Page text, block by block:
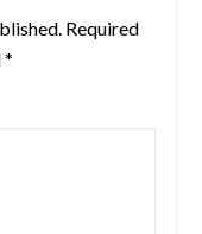
Required
*